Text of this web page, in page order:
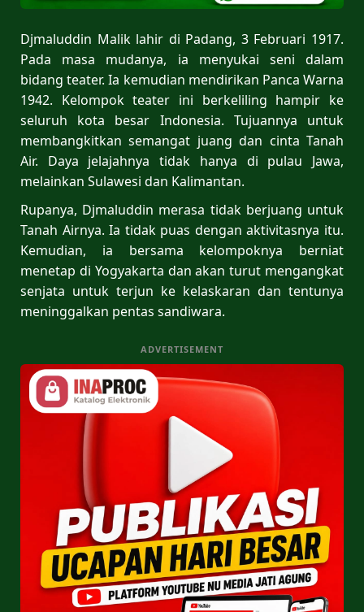
Djmaluddin Malik lahir di Padang, 3 Februari 1917.
Pada masa mudanya, ia menyukai seni dalam
bidang teater. Ia kemudian mendirikan Panca Warna
1942. Kelompok teater ini berkeliling hampir ke
seluruh kota besar Indonesia. Tujuannya untuk
membangkitkan semangat juang dan cinta Tanah
Air. Daya jelajahnya tidak hanya di pulau Jawa,
melainkan Sulawesi dan Kalimantan.
Rupanya, Djmaluddin merasa tidak berjuang untuk
Tanah Airnya. Ia tidak puas dengan aktivitasnya itu.
Kemudian, ia bersama kelompoknya berniat
menetap di Yogyakarta dan akan turut mengangkat
senjata untuk terjun ke kelaskaran dan tentunya
meninggalkan pentas sandiwara.
ADVERTISEMENT